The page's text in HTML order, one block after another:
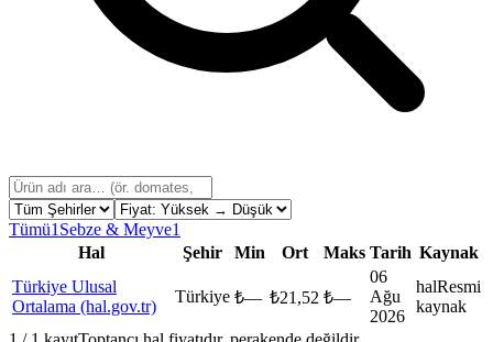
Tümü1 Sebze & Meyve1
Hal
Şehir Min Ort Maks Tarih Kaynak
Türkiye Ulusal
Ortalama (hal.gov.tr)
Türkiye ₺— ₺21,52 ₺—
06
Ağu
2026
halResmi
kaynak